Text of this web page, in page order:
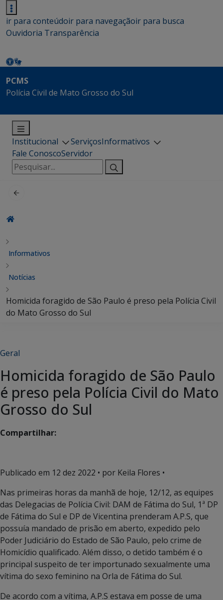
ir para conteúdoir para navegaçãoir para busca
Ouvidoria Transparência
PCMS
Polícia Civil de Mato Grosso do Sul
Institucional ServiçosInformativos
Fale ConoscoServidor
Pesquisar
por:
Informativos
Notícias
Homicida foragido de São Paulo é preso pela Polícia Civil
do Mato Grosso do Sul
Geral
Homicida foragido de São Paulo
é preso pela Polícia Civil do Mato
Grosso do Sul
Compartilhar:
Publicado em 12 dez 2022 • por Keila Flores •
Nas primeiras horas da manhã de hoje, 12/12, as equipes
das Delegacias de Polícia Civil: DAM de Fátima do Sul, 1ª DP
de Fátima do Sul e DP de Vicentina prenderam A.P.S, que
possuía mandado de prisão em aberto, expedido pelo
Poder Judiciário do Estado de São Paulo, pelo crime de
Homicídio qualificado. Além disso, o detido também é o
principal suspeito de ter importunado sexualmente uma
vítima do sexo feminino na Orla de Fátima do Sul.
De acordo com a vítima, A.P.S estava em posse de uma